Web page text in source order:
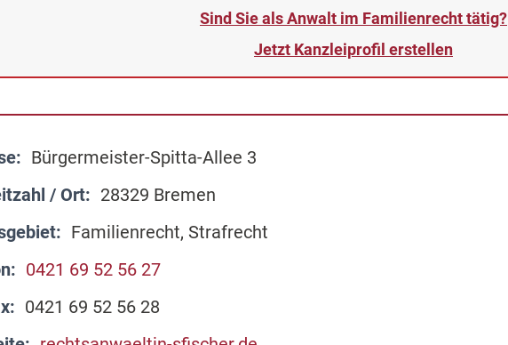
Sind Sie als Anwalt im Familienrecht tätig?
Jetzt Kanzleiprofil erstellen
Bürgermeister-Spitta-Allee 3
/ Ort
28329 Bremen
Familienrecht, Strafrecht
0421 69 52 56 27
0421 69 52 56 28